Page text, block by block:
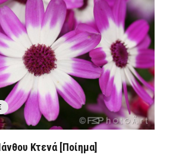
Κτενά [Ποίημα]